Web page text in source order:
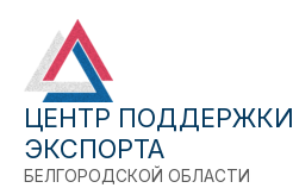
Перейти
содержимому
ЦЕНТР ПОДДЕРЖКИ
ЭКСПОРТА
БЕЛГОРОДСКОЙ ОБЛАСТИ